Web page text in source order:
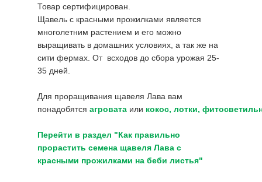
Товар сертифицирован.
Щавель с красными прожилками является
многолетним растением и его можно
выращивать в домашних условиях, а так же на
сити фермах. От всходов до сбора урожая 25-
35 дней.
Для проращивания щавеля Лава вам
понадобятся агровата или кокос, лотки,
Перейти в раздел "Как правильно
прорастить семена щавеля Лава с
красными прожилками на беби листья"